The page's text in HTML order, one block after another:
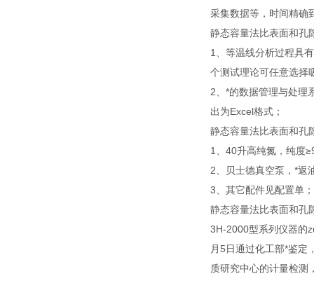
采集数据等，时间精确
静态容量法比表面和孔
1、等温线分析过程具
个测试理论可任意选择
2、*的数据管理与处理
出为Excel格式；
静态容量法比表面和孔
1、40升高纯氮，纯度
2、贝士德真空泵，*返
3、其它配件见配置单；
静态容量法比表面和孔
3H-2000型系列仪器的
月5日通过化工部*鉴
质研究中心的计量检